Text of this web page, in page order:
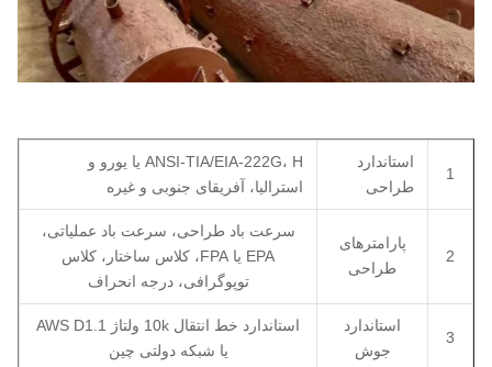
1
استاندارد
طراحی
ANSI-TIA/EIA-222G، H یا یورو و
استرالیا، آفریقای جنوبی و غیره
2
پارامترهای
طراحی
سرعت باد طراحی، سرعت باد عملیاتی،
EPA یا FPA، کلاس ساختار، کلاس
توپوگرافی، درجه انحراف
3
استاندارد
جوش
استاندارد خط انتقال 10k ولتاژ AWS D1.1
یا شبکه دولتی چین